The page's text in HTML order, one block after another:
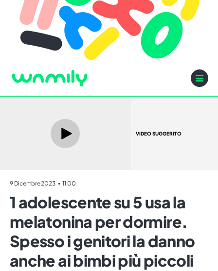
VIDEO SUGGERITO
9 Dicembre 2023 11:00
1 adolescente su 5 usa la
melatonina per dormire.
Spesso i genitori la danno
anche ai bimbi più piccoli